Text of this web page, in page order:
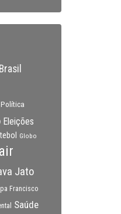
Brasil
Eleições
Globo
Jato
Francisco
Saúde